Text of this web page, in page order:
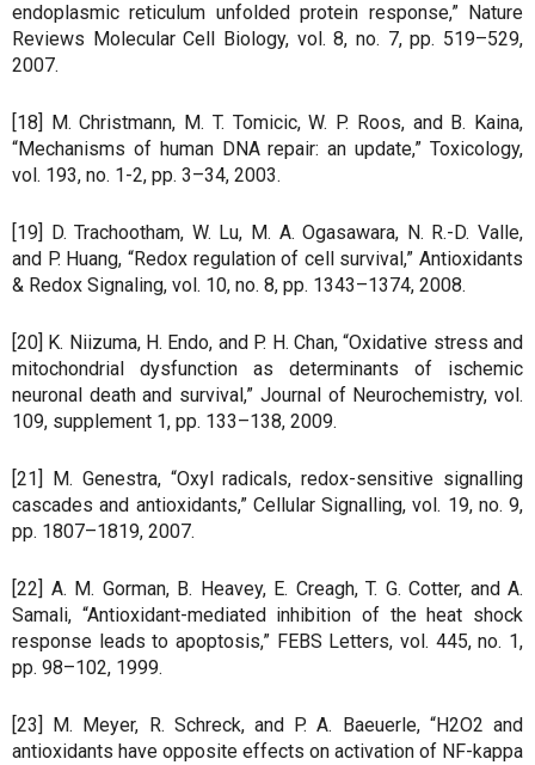
endoplasmic reticulum unfolded protein response,” Nature
Reviews Molecular Cell Biology, vol. 8, no. 7, pp. 519–529,
2007.
[18] M. Christmann, M. T. Tomicic, W. P. Roos, and B. Kaina,
“Mechanisms of human DNA repair: an update,” Toxicology,
vol. 193, no. 1-2, pp. 3–34, 2003.
[19] D. Trachootham, W. Lu, M. A. Ogasawara, N. R.-D. Valle,
and P. Huang, “Redox regulation of cell survival,” Antioxidants
& Redox Signaling, vol. 10, no. 8, pp. 1343–1374, 2008.
[20] K. Niizuma, H. Endo, and P. H. Chan, “Oxidative stress and
mitochondrial dysfunction as determinants of ischemic
neuronal death and survival,” Journal of Neurochemistry, vol.
109, supplement 1, pp. 133–138, 2009.
[21] M. Genestra, “Oxyl radicals, redox-sensitive signalling
cascades and antioxidants,” Cellular Signalling, vol. 19, no. 9,
pp. 1807–1819, 2007.
[22] A. M. Gorman, B. Heavey, E. Creagh, T. G. Cotter, and A.
Samali, “Antioxidant-mediated inhibition of the heat shock
response leads to apoptosis,” FEBS Letters, vol. 445, no. 1,
pp. 98–102, 1999.
[23] M. Meyer, R. Schreck, and P. A. Baeuerle, “H2O2 and
antioxidants have opposite effects on activation of NF-kappa